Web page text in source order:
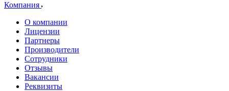
Компания
О компании
Лицензии
Партнеры
Производители
Сотрудники
Отзывы
Вакансии
Реквизиты